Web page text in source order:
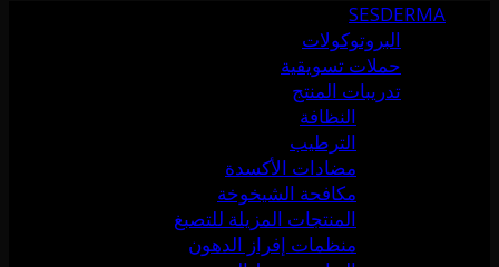
SESDERMA
البروتوكولات
حملات تسويقية
تدريبات المنتج
النظافة
الترطيب
مضادات الأكسدة
مكافحة الشيخوخة
المنتجات المزيلة للتصبغ
منظمات إفراز الدهون